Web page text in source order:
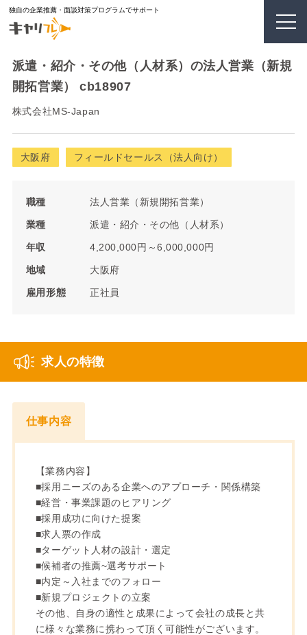
独自の企業推薦・面談対策プログラムでサポート
派遣・紹介・その他（人材系）の法人営業（新規
開拓営業） cb18907
株式会社MS-Japan
大阪府 フィールドセールス（法人向け）
職種 法人営業（新規開拓営業）
業種 派遣・紹介・その他（人材系）
年収 4,200,000円～6,000,000円
地域 大阪府
雇用形態 正社員
求人の特徴
仕事内容
【業務内容】
■採用ニーズのある企業へのアプローチ・関係構築
■経営・事業課題のヒアリング
■採用成功に向けた提案
■求人票の作成
■ターゲット人材の設計・選定
■候補者の推薦~選考サポート
■内定～入社までのフォロー
■新規プロジェクトの立案
その他、自身の適性と成果によって会社の成長と共
に様々な業務に携わって頂く可能性がございます。